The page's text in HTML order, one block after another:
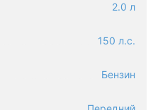
2.0 л
150 л.с.
Бензин